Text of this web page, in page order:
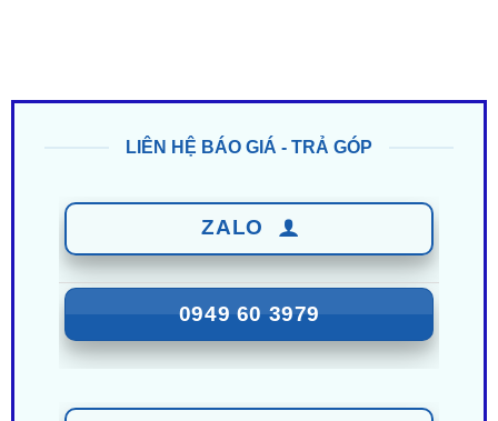
LIÊN HỆ BÁO GIÁ - TRẢ GÓP
ZALO
0949 60 3979